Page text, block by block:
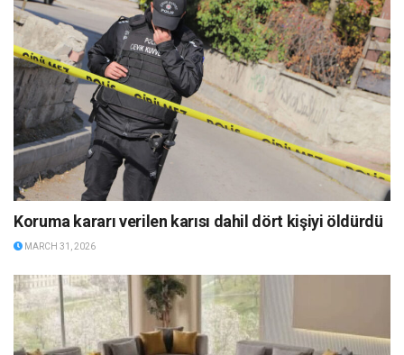
Koruma kararı verilen karısı dahil dört kişiyi öldürdü
MARCH 31, 2026